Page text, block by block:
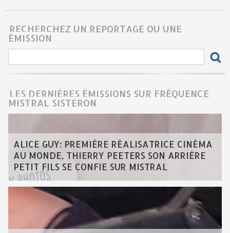
RECHERCHEZ UN REPORTAGE OU UNE
ÉMISSION
LES DERNIÈRES ÉMISSIONS SUR FRÉQUENCE
MISTRAL SISTERON
ALICE GUY: PREMIÈRE RÉALISATRICE CINÉMA
AU MONDE, THIERRY PEETERS SON ARRIÈRE
PETIT FILS SE CONFIE SUR MISTRAL